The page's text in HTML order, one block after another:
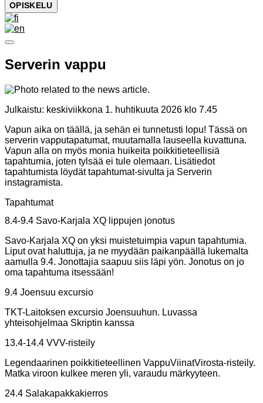
OPISKELU
Serverin vappu
Julkaistu: keskiviikkona 1. huhtikuuta 2026 klo 7.45
Vapun aika on täällä, ja sehän ei tunnetusti lopu! Tässä on
serverin vapputapatumat, muutamalla lauseella kuvattuna.
Vapun alla on myös monia huikeita poikkitieteellisiä
tapahtumia, joten tylsää ei tule olemaan. Lisätiedot
tapahtumista löydät tapahtumat-sivulta ja Serverin
instagramista.
Tapahtumat
8.4-9.4 Savo-Karjala XQ lippujen jonotus
Savo-Karjala XQ on yksi muistetuimpia vapun tapahtumia.
Liput ovat haluttuja, ja ne myydään paikanpäällä lukemalta
aamulla 9.4. Jonottajia saapuu siis läpi yön. Jonotus on jo
oma tapahtuma itsessään!
9.4 Joensuu excursio
TKT-Laitoksen excursio Joensuuhun. Luvassa
yhteisohjelmaa Skriptin kanssa
13.4-14.4 VVV-risteily
Legendaarinen poikkitieteellinen VappuViinatVirosta-risteily.
Matka viroon kulkee meren yli, varaudu märkyyteen.
24.4 Salakapakkakierros